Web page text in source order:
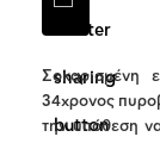
Σοκαρισμένη
34χρονος
την υπόθεση